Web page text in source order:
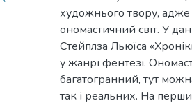
художнього твору, адже
ономастичний світ. У
Стейплза Льюїса
у жанрі фентезі.
багатогранний, тут
так і реальних. На